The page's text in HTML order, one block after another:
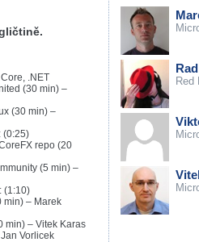
.NET
(30 min) –
(30 min) –
(0:25)
repo (20
(5 min) –
(1:10)
min) – Marek
min) – Vitek Karas
Vorlicek
Red